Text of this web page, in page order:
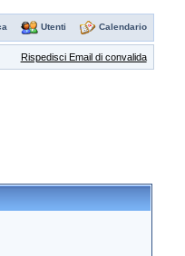
Utenti Calendario
Rispedisci Email di convalida